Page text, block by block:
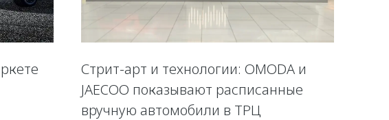
Стрит-арт и технологии: OMODA и
JAECOO показывают расписанные
вручную автомобили в ТРЦ